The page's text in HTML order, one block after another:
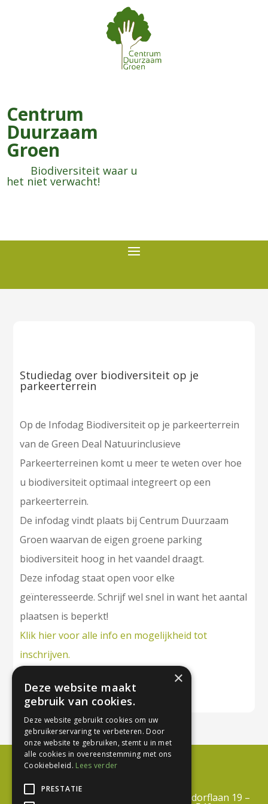
Centrum
Duurzaam
Groen
Biodiversiteit waar u
het niet verwacht!
Studiedag over biodiversiteit op je
parkeerterrein
Op de Infodag Biodiversiteit op je parkeerterrein
van de Green Deal Natuurinclusieve
Parkeerterreinen komt u meer te weten over hoe
u biodiversiteit optimaal integreert op een
parkeerterrein.
De infodag vindt plaats bij Centrum Duurzaam
Groen waarvan de eigen groene parking
biodiversiteit hoog in het vaandel draagt.
Deze infodag staat open voor elke
geïnteresseerde. Schrijf wel snel in want het aantal
plaatsen is beperkt!
Klik hier voor alle info en mogelijkheid tot
inschrijven.
Centrum Duurzaam Groen vzw – Troisdorflaan 19 –
×
Deze website maakt
gebruik van cookies.
Deze website gebruikt cookies om uw
gebruikerservaring te verbeteren. Door
onze website te gebruiken, stemt u in met
alle cookies in overeenstemming met ons
Cookiebeleid. Lees verder
PRESTATIE